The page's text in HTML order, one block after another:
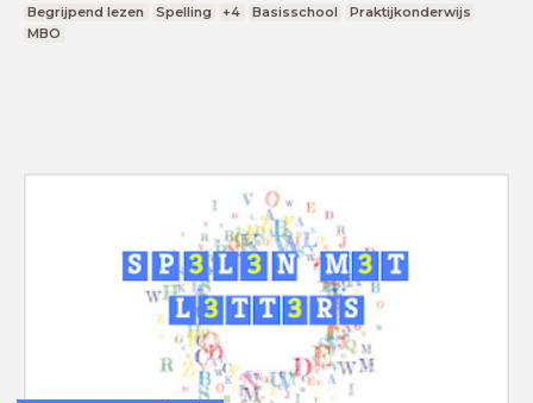
Begrijpend lezen Spelling +4 Basisschool
Praktijkonderwijs
MBO